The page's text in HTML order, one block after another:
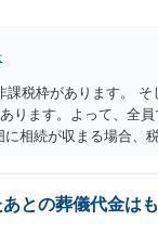
いう事例がありました
課税枠があります。 そ
ります。よって、全
相続が収まる場合、
的には、全員で相続す
も、話し合いの結果、
場合でも相続の非課税
との葬儀代金は